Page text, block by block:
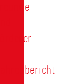
Freunde
Förderer
Jahresbericht